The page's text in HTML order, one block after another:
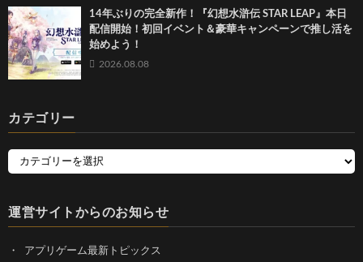
14年ぶりの完全新作！『幻想水滸伝 STAR LEAP』本日
配信開始！初回イベント＆豪華キャンペーンで推し活を
始めよう！
2026.08.08
カテゴリー
運営サイトからのお知らせ
アプリゲーム最新トピックス